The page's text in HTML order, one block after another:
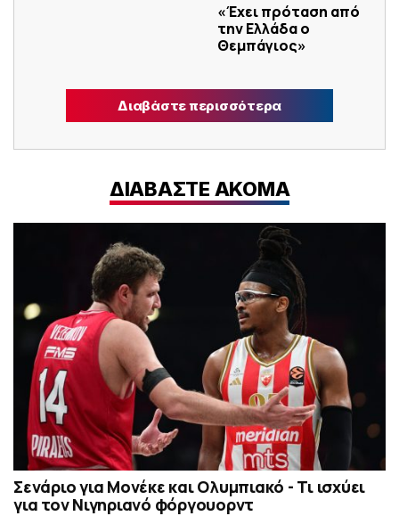
«Έχει πρόταση από
την Ελλάδα ο
Θεμπάγιος»
Διαβάστε περισσότερα
ΔΙΑΒΑΣΤΕ ΑΚΟΜΑ
Σενάριο για Μονέκε και Ολυμπιακό - Τι ισχύει
για τον Νιγηριανό φόργουορντ